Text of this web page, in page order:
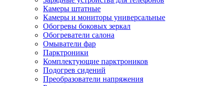
Камеры штатные
Камеры и мониторы универсальные
Обогревы боковых зеркал
Обогреватели салона
Омыватели фар
Парктроники
Комплектующие парктроников
Подогрев сидений
Преобразователи напряжения